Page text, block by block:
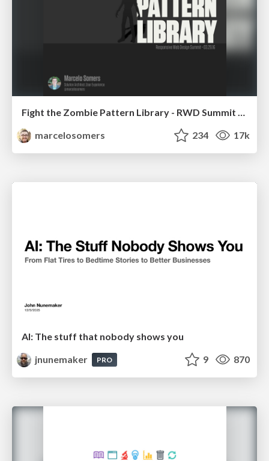
Fight the Zombie Pattern Library - RWD Summit 2016
marcelosomers
234 17k
AI: The stuff that nobody shows you
jnunemaker
PRO 9 870